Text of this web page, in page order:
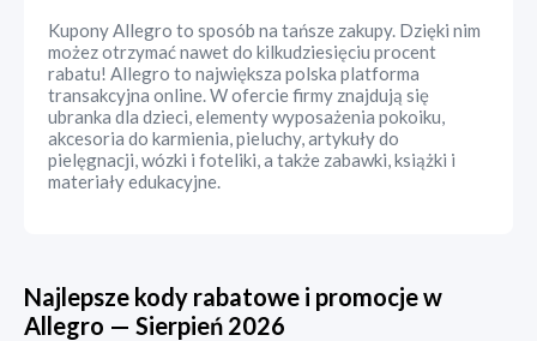
Kupony Allegro to sposób na tańsze zakupy. Dzięki nim
możez otrzymać nawet do kilkudziesięciu procent
rabatu! Allegro to największa polska platforma
transakcyjna online. W ofercie firmy znajdują się
ubranka dla dzieci, elementy wyposażenia pokoiku,
akcesoria do karmienia, pieluchy, artykuły do
pielęgnacji, wózki i foteliki, a także zabawki, książki i
materiały edukacyjne.
Najlepsze kody rabatowe i promocje w
Allegro — Sierpień 2026